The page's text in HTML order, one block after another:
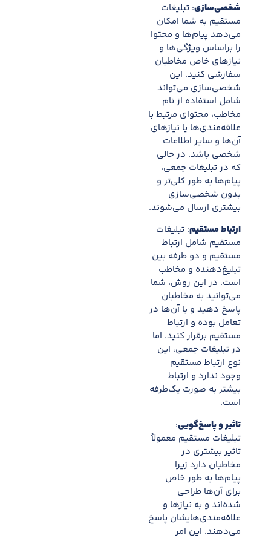
شخصی‌سازی: تبلیغات
مستقیم به شما امکان
می‌دهد پیام‌ها و محتوا
را براساس ویژگی‌ها و
نیازهای خاص مخاطبان
سفارشی کنید. این
شخصی‌سازی می‌تواند
شامل استفاده از نام
مخاطب، محتوای مرتبط با
علاقه‌مندی‌ها یا نیازهای
آن‌ها و سایر اطلاعات
شخصی باشد. در حالی
که در تبلیغات جمعی،
پیام‌ها به طور کلی‌تر و
بدون شخصی‌سازی
بیشتری ارسال می‌شوند.
ارتباط مستقیم: تبلیغات
مستقیم شامل ارتباط
مستقیم و دو طرفه بین
تبلیغ‌دهنده و مخاطب
است. در این روش، شما
می‌توانید به مخاطبان
پاسخ دهید و با آن‌ها در
تعامل بوده و ارتباط
مستقیم برقرار کنید. اما
در تبلیغات جمعی، این
نوع ارتباط مستقیم
وجود ندارد و ارتباط
بیشتر به صورت یک‌طرفه
است.
تاثیر و پاسخ‌گویی:
تبلیغات مستقیم معمولاً
تاثیر بیشتری در
مخاطبان دارد زیرا
پیام‌ها به طور خاص
برای آن‌ها طراحی
شده‌اند و به نیازها و
علاقه‌مندی‌هایشان پاسخ
می‌دهند. این امر